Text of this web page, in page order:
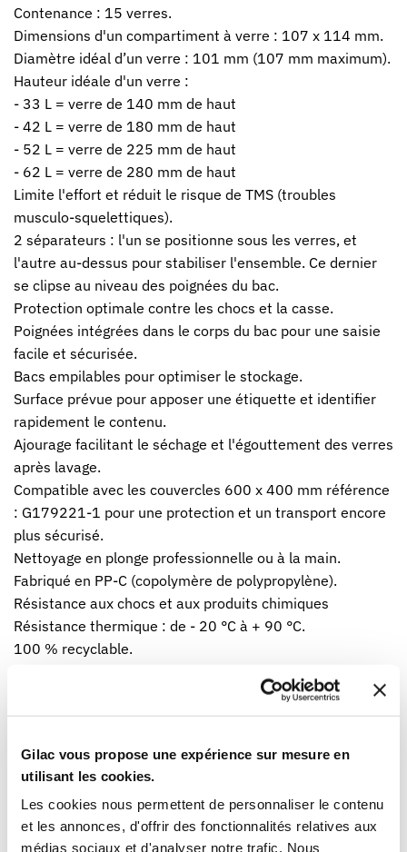
Gilac vous propose une expérience sur mesure en
utilisant les cookies.
Les cookies nous permettent de personnaliser le contenu
et les annonces, d'offrir des fonctionnalités relatives aux
médias sociaux et d'analyser notre trafic. Nous
Contenance : 15 verres.
Dimensions d'un compartiment à verre : 107 x 114 mm.
Diamètre idéal d’un verre : 101 mm (107 mm maximum).
Hauteur idéale d'un verre :
- 33 L = verre de 140 mm de haut
- 42 L = verre de 180 mm de haut
- 52 L = verre de 225 mm de haut
- 62 L = verre de 280 mm de haut
Limite l'effort et réduit le risque de TMS (troubles
musculo-squelettiques).
2 séparateurs : l'un se positionne sous les verres, et
l'autre au-dessus pour stabiliser l'ensemble. Ce dernier
se clipse au niveau des poignées du bac.
Protection optimale contre les chocs et la casse.
Poignées intégrées dans le corps du bac pour une saisie
facile et sécurisée.
Bacs empilables pour optimiser le stockage.
Surface prévue pour apposer une étiquette et identifier
rapidement le contenu.
Ajourage facilitant le séchage et l'égouttement des verres
après lavage.
Compatible avec les couvercles 600 x 400 mm référence
: G179221-1 pour une protection et un transport encore
plus sécurisé.
Nettoyage en plonge professionnelle ou à la main.
Fabriqué en PP-C (copolymère de polypropylène).
Résistance aux chocs et aux produits chimiques
Résistance thermique : de - 20 °C à + 90 °C.
100 % recyclable.
CARACTÉRISTIQUES PRODUIT
Code EAN
3573678700611